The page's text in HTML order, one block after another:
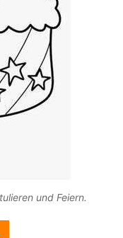
und Feiern.